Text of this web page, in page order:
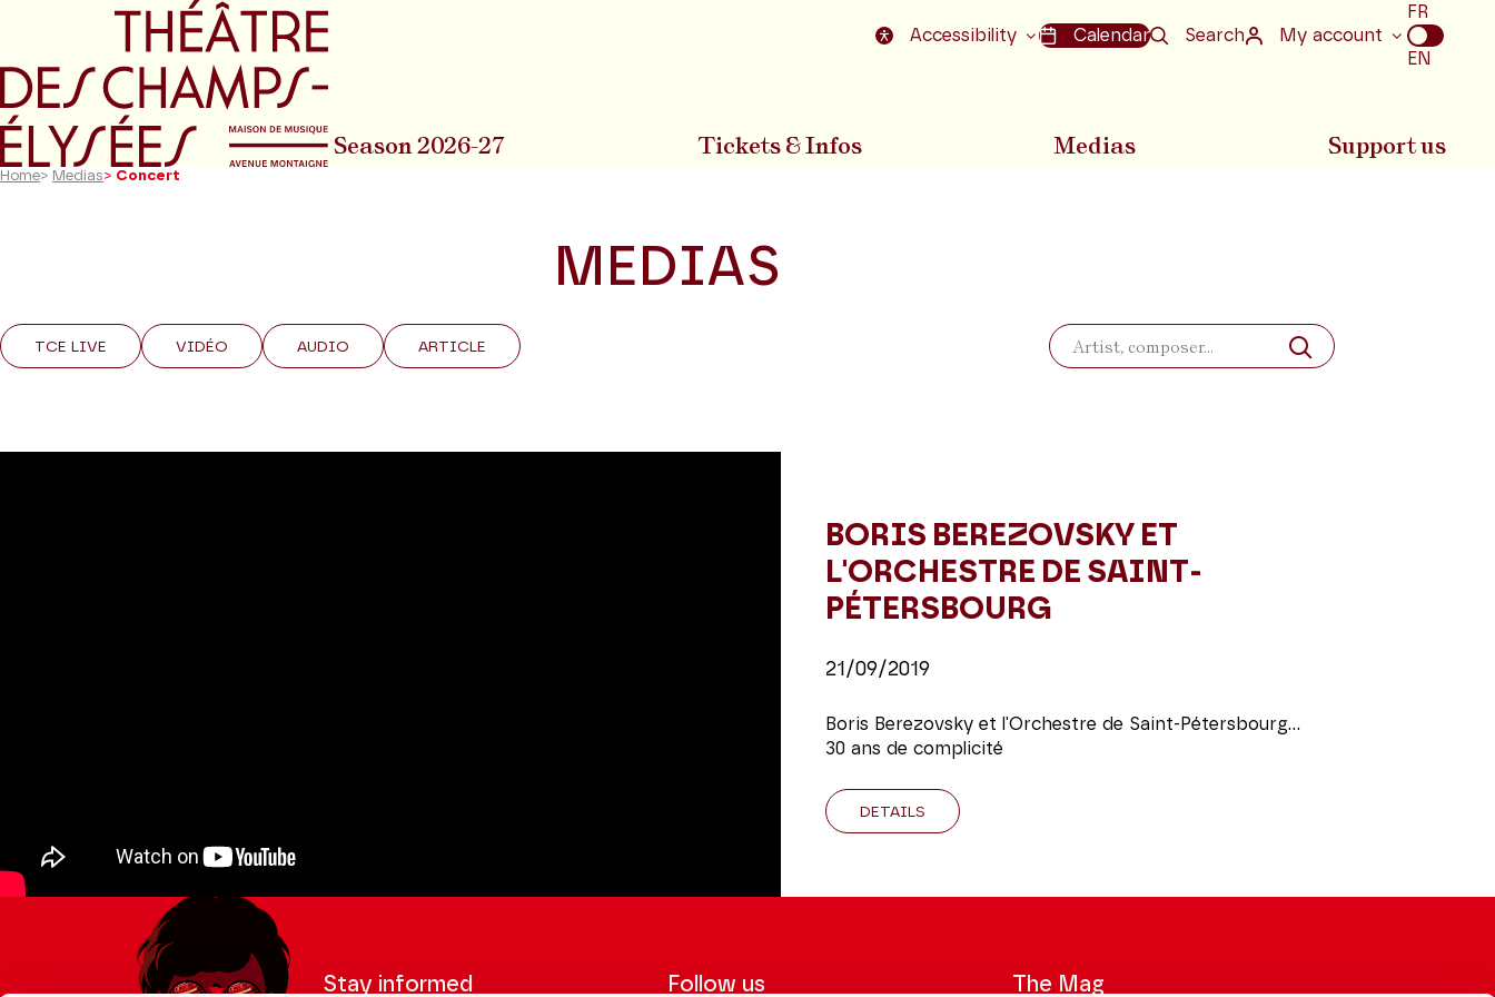
Go to main menu Go to content Accessibility Calendar Search My account
Choix
de
la
FR
EN
Season 2026-27 Tickets & Infos Medias Support us
Home> Medias> Concert
MEDIAS
TCE LIVE VIDÉO AUDIO ARTICLE
Search
BORIS BEREZOVSKY ET
L'ORCHESTRE DE SAINT-
PÉTERSBOURG
21/09/2019
Boris Berezovsky et l'Orchestre de Saint-Pétersbourg...
30 ans de complicité
DETAILS
Stay informed Follow us The Mag